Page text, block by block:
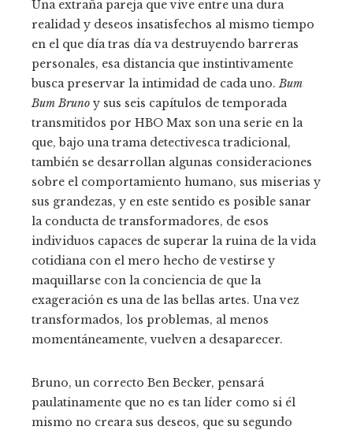
Una extraña pareja que vive entre una dura
realidad y deseos insatisfechos al mismo tiempo
en el que día tras día va destruyendo barreras
personales, esa distancia que instintivamente
busca preservar la intimidad de cada uno. Bum
Bum Bruno y sus seis capítulos de temporada
transmitidos por HBO Max son una serie en la
que, bajo una trama detectivesca tradicional,
también se desarrollan algunas consideraciones
sobre el comportamiento humano, sus miserias y
sus grandezas, y en este sentido es posible sanar
la conducta de transformadores, de esos
individuos capaces de superar la ruina de la vida
cotidiana con el mero hecho de vestirse y
maquillarse con la conciencia de que la
exageración es una de las bellas artes. Una vez
transformados, los problemas, al menos
momentáneamente, vuelven a desaparecer.
Bruno, un correcto Ben Becker, pensará
paulatinamente que no es tan líder como si él
mismo no creara sus deseos, que su segundo